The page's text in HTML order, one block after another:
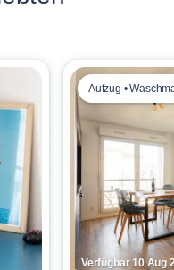
Verfügbar 10 Aug
Aufzug •